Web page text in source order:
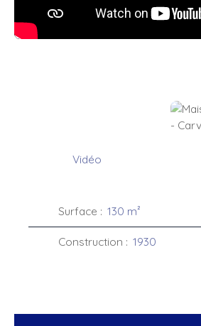
Vidéo
Surface : 130 m²
Construction : 1930